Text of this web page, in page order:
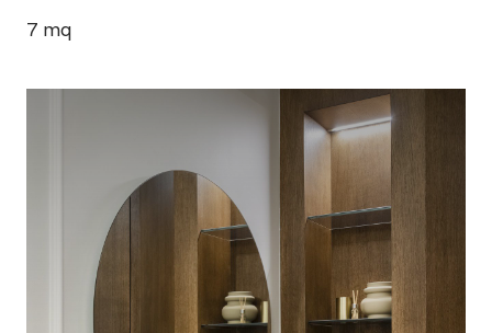
7 mq